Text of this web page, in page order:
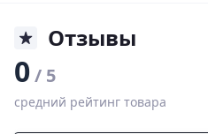
Отзывы
0/ 5
средний рейтинг товара